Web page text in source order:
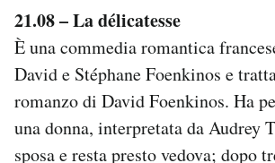
21.08 – La délicatesse
È una commedia romantica
David e Stéphane Foenkinos e
romanzo di David Foenkinos. Ha
una donna, interpretata da Audrey
sposa e resta presto vedova; dopo